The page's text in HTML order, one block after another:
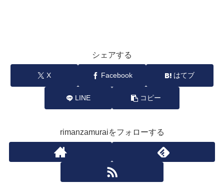
シェアする
X Facebook はてブ
LINE コピー
rimanzamuraiをフォローする